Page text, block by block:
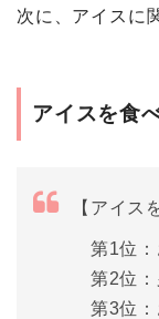
次に、アイスに
アイスを食
【アイス
第1
第2位：
第3